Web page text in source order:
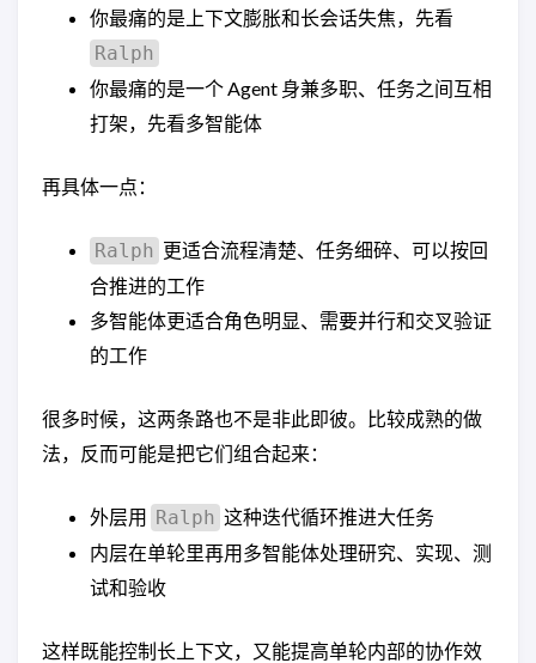
你最痛的是上下文膨胀和长会话失焦，先看
Ralph
你最痛的是一个 Agent 身兼多职、任务之间互相
打架，先看多智能体
再具体一点：
Ralph 更适合流程清楚、任务细碎、可以按回
合推进的工作
多智能体更适合角色明显、需要并行和交叉验证
的工作
很多时候，这两条路也不是非此即彼。比较成熟的做
法，反而可能是把它们组合起来：
外层用 Ralph 这种迭代循环推进大任务
内层在单轮里再用多智能体处理研究、实现、测
试和验收
这样既能控制长上下文，又能提高单轮内部的协作效